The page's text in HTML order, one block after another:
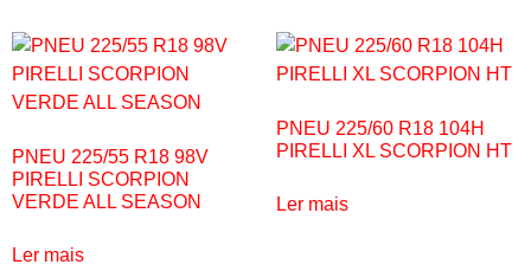
PNEU 225/55 R18 98V
PIRELLI SCORPION
VERDE ALL SEASON
Ler mais
PNEU 225/60 R18 104H
PIRELLI XL SCORPION HT
Ler mais